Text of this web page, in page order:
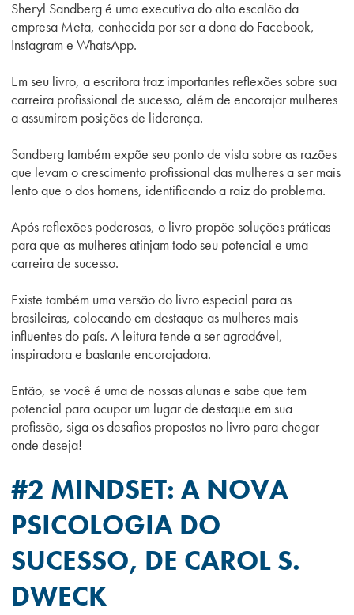
Sheryl Sandberg é uma executiva do alto escalão da
empresa Meta, conhecida por ser a dona do Facebook,
Instagram e WhatsApp.
Em seu livro, a escritora traz importantes reflexões sobre sua
carreira profissional de sucesso, além de encorajar mulheres
a assumirem posições de liderança.
Sandberg também expõe seu ponto de vista sobre as razões
que levam o crescimento profissional das mulheres a ser mais
lento que o dos homens, identificando a raiz do problema.
Após reflexões poderosas, o livro propõe soluções práticas
para que as mulheres atinjam todo seu potencial e uma
carreira de sucesso.
Existe também uma versão do livro especial para as
brasileiras, colocando em destaque as mulheres mais
influentes do país. A leitura tende a ser agradável,
inspiradora e bastante encorajadora.
Então, se você é uma de nossas alunas e sabe que tem
potencial para ocupar um lugar de destaque em sua
profissão, siga os desafios propostos no livro para chegar
onde deseja!
#2 MINDSET: A NOVA
PSICOLOGIA DO
SUCESSO, DE CAROL S.
DWECK